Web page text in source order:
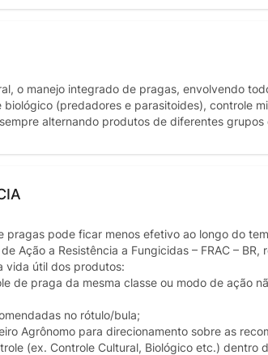
o manejo integrado de pragas, envolvendo
(predadores e parasitoides), controle
alternando produtos de diferentes
pragas pode ficar menos efetivo ao longo do
Ação a Resistência a Fungicidas – FRAC –
vida útil dos produtos:
de praga da mesma classe ou modo de ação
no rótulo/bula;
Agrônomo para direcionamento sobre as
(ex. Controle Cultural, Biológico etc.) dentro